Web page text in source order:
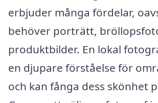
erbjuder många fördelar,
behöver porträtt,
produktbilder. En lokal
en djupare förståelse för
och kan fånga dess skönhet